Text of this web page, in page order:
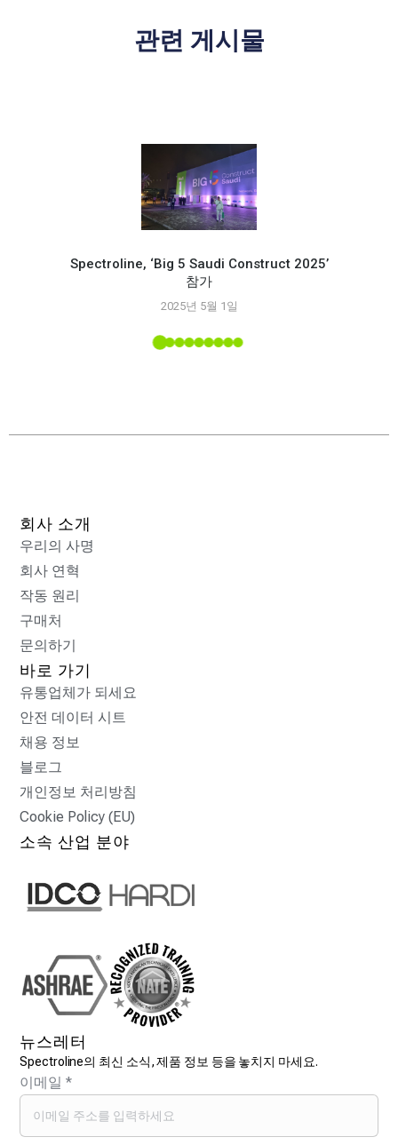
관련 게시물
Spectroline, ‘Big 5 Saudi Construct 2025’
참가
2025년 5월 1일
회사 소개
우리의 사명
회사 연혁
작동 원리
구매처
문의하기
바로 가기
유통업체가 되세요
안전 데이터 시트
채용 정보
블로그
개인정보 처리방침
Cookie Policy (EU)
소속 산업 분야
뉴스레터
Spectroline의 최신 소식, 제품 정보 등을 놓치지 마세요.
이메일*